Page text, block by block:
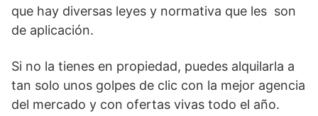
que hay diversas leyes y normativa que les son
de aplicación.
Si no la tienes en propiedad, puedes alquilarla a
tan solo unos golpes de clic con la mejor agencia
del mercado y con ofertas vivas todo el año.